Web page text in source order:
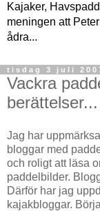
Kajaker,
meningen att
ådra...
tisdag 3 juli
Vackra
berättelser...
Jag har
bloggar med
och roligt att läsa
paddelbilder.
Därför har jag
kajakbloggar.